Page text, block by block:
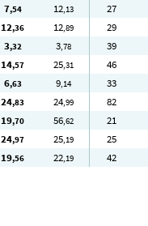
7,54 12,13 27
12,36 12,89 29
3,32 3,78 39
14,57 25,31 46
6,63 9,14 33
24,83 24,99 82
19,70 56,62 21
24,97 25,19 25
19,56 22,19 42